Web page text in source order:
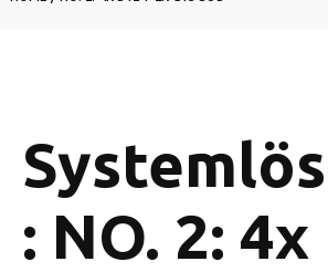
: NO. 2: 4x